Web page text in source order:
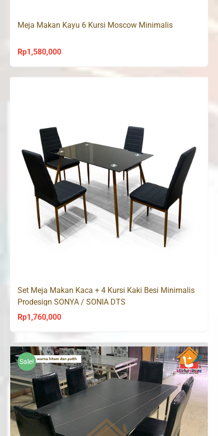
Meja Makan Kayu 6 Kursi Moscow Minimalis
Rp1,580,000
Set Meja Makan Kaca + 4 Kursi Kaki Besi Minimalis
Prodesign SONYA / SONIA DTS
Rp1,760,000
Sale!